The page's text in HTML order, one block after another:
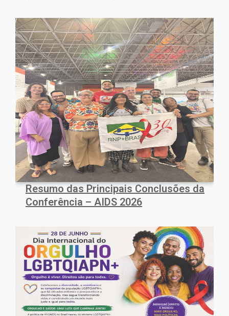
Resumo das Principais Conclusões da
Conferência – AIDS 2026